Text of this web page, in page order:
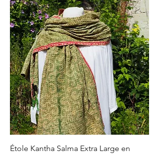
Étole Kantha Salma Extra Large en